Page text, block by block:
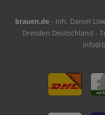
brauen.de- Inh. Daniel
Dresden Deutschland -